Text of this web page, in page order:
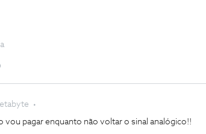
vou pagar enquanto não voltar o sinal analógico!!